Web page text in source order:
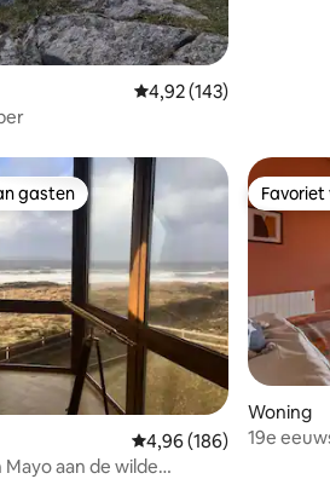
Gemiddelde
4,92 (143)
gasten
gasten
Gemiddelde
4,96 (186)
aan de wilde
Woning
19e